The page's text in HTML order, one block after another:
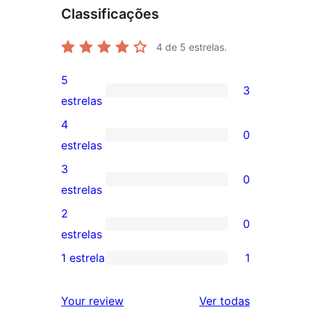
Classificações
4 de 5 estrelas.
3
avaliações
com
5
estrelas
5
estrelas
3
0
avaliação
com
4
estrela
4
estrelas
0
0
avaliação
com
3
3
estrelas
0
0
avaliação
2
2
estrelas
0
com
1 estrela 1
Your review Ver todasavaliações